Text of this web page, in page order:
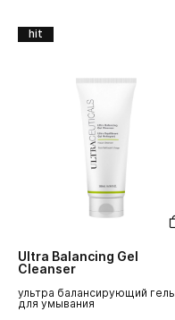
hit
Ultra Balancing Gel
Cleanser
ультра балансирующий гель
для умывания